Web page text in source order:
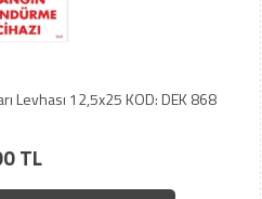
Levhası 12,5x25 KOD: DEK 868
TL